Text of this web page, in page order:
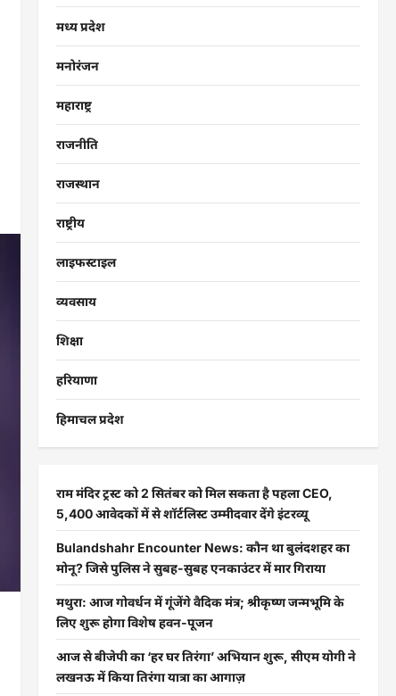
मध्य प्रदेश
मनोरंजन
महाराष्ट्र
राजनीति
राजस्थान
राष्ट्रीय
लाइफस्टाइल
व्यवसाय
शिक्षा
हरियाणा
हिमाचल प्रदेश
राम मंदिर ट्रस्ट को 2 सितंबर को मिल सकता है पहला CEO,
5,400 आवेदकों में से शॉर्टलिस्ट उम्मीदवार देंगे इंटरव्यू
Bulandshahr Encounter News: कौन था बुलंदशहर का
मोनू? जिसे पुलिस ने सुबह-सुबह एनकाउंटर में मार गिराया
मथुरा: आज गोवर्धन में गूंजेंगे वैदिक मंत्र; श्रीकृष्ण जन्मभूमि के
लिए शुरू होगा विशेष हवन-पूजन
आज से बीजेपी का ‘हर घर तिरंगा’ अभियान शुरू, सीएम योगी ने
लखनऊ में किया तिरंगा यात्रा का आगाज़